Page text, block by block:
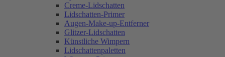
Creme-Lidschatten
Lidschatten-Primer
Augen-Make-up-Entferner
Glitzer-Lidschatten
Künstliche Wimpern
Lidschattenpaletten